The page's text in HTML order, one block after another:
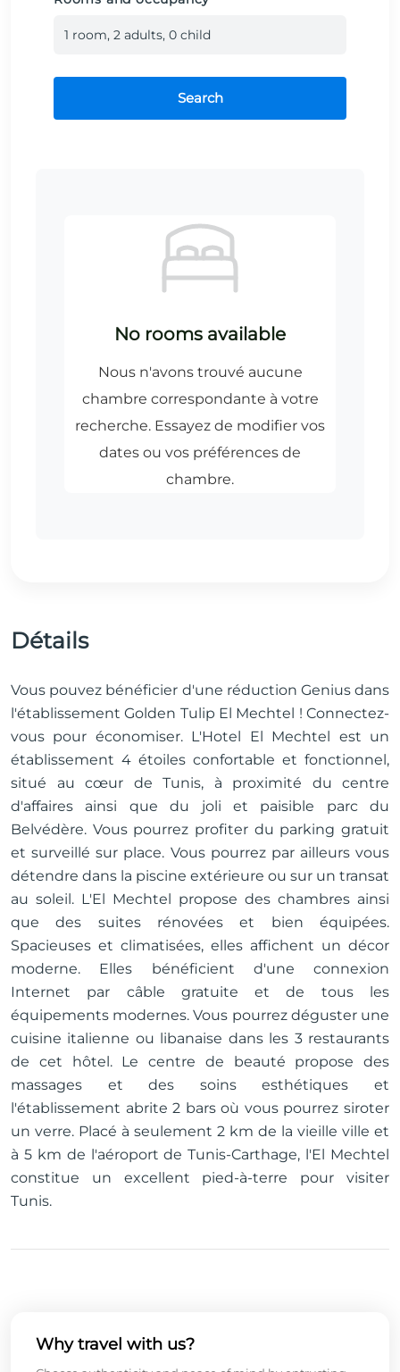
1 room, 2 adults, 0 child
Search
Détails
Vous pouvez bénéficier d'une réduction Genius dans
l'établissement Golden Tulip El Mechtel ! Connectez-
vous pour économiser. L'Hotel El Mechtel est un
établissement 4 étoiles confortable et fonctionnel,
situé au cœur de Tunis, à proximité du centre
d'affaires ainsi que du joli et paisible parc du
Belvédère. Vous pourrez profiter du parking gratuit
et surveillé sur place. Vous pourrez par ailleurs vous
détendre dans la piscine extérieure ou sur un transat
au soleil. L'El Mechtel propose des chambres ainsi
que des suites rénovées et bien équipées.
Spacieuses et climatisées, elles affichent un décor
moderne. Elles bénéficient d'une connexion
Internet par câble gratuite et de tous les
équipements modernes. Vous pourrez déguster une
cuisine italienne ou libanaise dans les 3 restaurants
de cet hôtel. Le centre de beauté propose des
massages et des soins esthétiques et
l'établissement abrite 2 bars où vous pourrez siroter
un verre. Placé à seulement 2 km de la vieille ville et
à 5 km de l'aéroport de Tunis-Carthage, l'El Mechtel
constitue un excellent pied-à-terre pour visiter
Tunis.
Why travel with us?